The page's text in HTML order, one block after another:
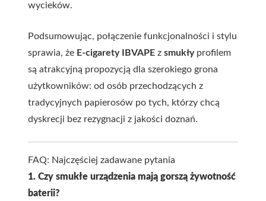
wycieków.
Podsumowując, połączenie funkcjonalności i stylu
sprawia, że E-cigarety IBVAPE z smukłyprofilem
są atrakcyjną propozycją dla szerokiego grona
użytkowników: od osób przechodzących z
tradycyjnych papierosów po tych, którzy chcą
dyskrecji bez rezygnacji z jakości doznań.
FAQ: Najczęściej zadawane pytania
1. Czy smukłe urządzenia mają gorszą żywotność
baterii?